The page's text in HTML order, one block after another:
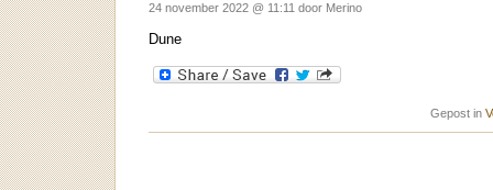
24 november 2022 @ 11:11 door Merino
Dune
Gepost in